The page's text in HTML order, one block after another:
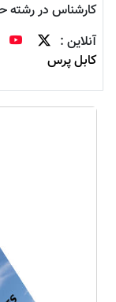
کارشناس در رشته
آنلاین :
کابل پرس